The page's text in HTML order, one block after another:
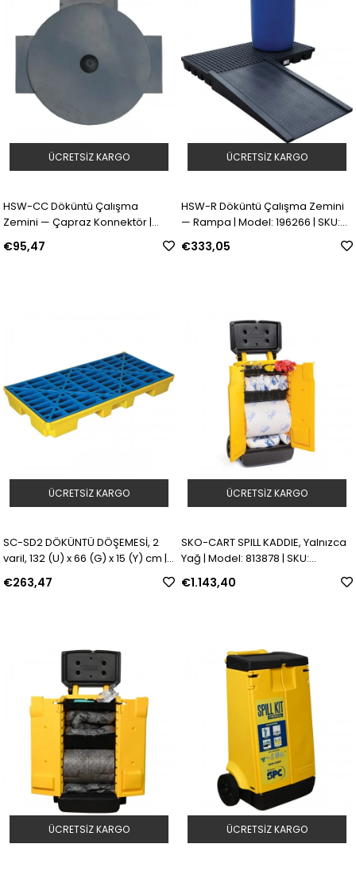
HSW-CC Döküntü Çalışma
Zemini — Çapraz Konnektör |
Model: 196265 | SKU: Y4264418
€95,47
ÜCRETSIZ KARGO
HSW-R Döküntü Çalışma Zemini
— Rampa | Model: 196266 | SKU:
Y4264419
€333,05
ÜCRETSIZ KARGO
SC-SD2 DÖKÜNTÜ DÖŞEMESİ, 2
varil, 132 (U) x 66 (G) x 15 (Y) cm |
Model: 813966 | SKU: Y869544
€263,47
ÜCRETSIZ KARGO
SKO-CART SPILL KADDIE, Yalnızca
Yağ | Model: 813878 | SKU:
Y4607978
€1.143,40
ÜCRETSIZ KARGO
ÜCRETSIZ KARGO ÜCRETSIZ KARGO